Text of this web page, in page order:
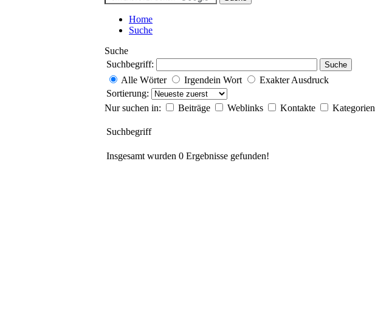
Home
Suche
Suche
Suchbegriff:
Suche
Alle Wörter Irgendein Wort
Exakter Ausdruck
Sortierung:
Nur suchen in:
Beiträge Weblinks Kontakte Kategorien
Suchbegriff
Insgesamt wurden 0 Ergebnisse gefunden!